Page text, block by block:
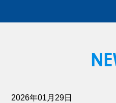
2026年01月29日